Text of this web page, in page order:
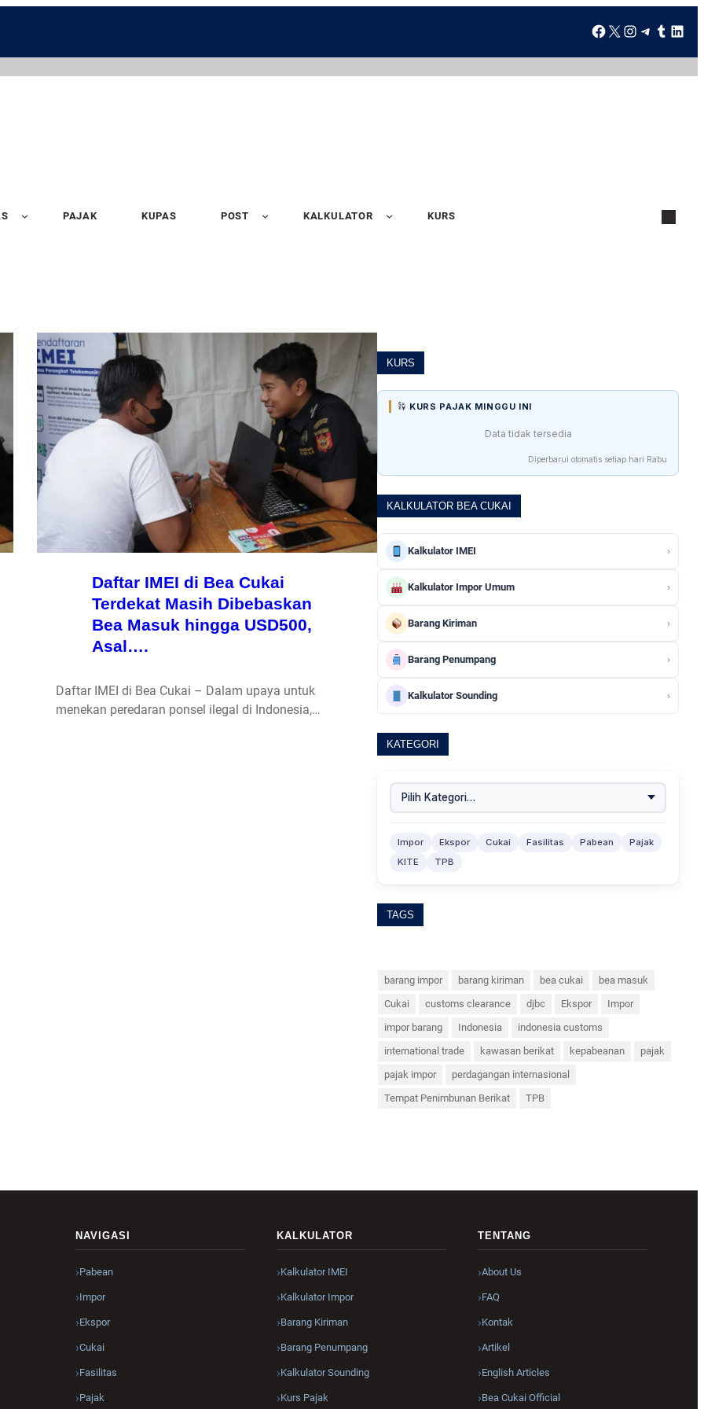
PAJAK KUPAS POST KALKULATOR KURS
Daftar IMEI di Bea Cukai
Terdekat Masih Dibebaskan
Bea Masuk hingga USD500,
Asal….
Daftar IMEI di Bea Cukai – Dalam upaya untuk
menekan peredaran ponsel ilegal di Indonesia,…
KURS
KURS PAJAK MINGGU INI
Data tidak tersedia
Diperbarui otomatis setiap hari Rabu
KALKULATOR BEA CUKAI
Kalkulator IMEI ›
Kalkulator Impor Umum ›
Barang Kiriman ›
Barang Penumpang ›
Kalkulator Sounding ›
KATEGORI
Impor Ekspor Cukai Fasilitas Pabean
Pajak
KITE
TPB
TAGS
barang impor barang kiriman bea cukai
bea masuk
Cukai
customs clearance djbc Ekspor
Impor
impor barang
Indonesia
indonesia customs
international trade
kawasan berikat kepabeanan
pajak
pajak impor
perdagangan internasional
Tempat Penimbunan Berikat
TPB
NAVIGASI
Pabean
Impor
Ekspor
Cukai
Fasilitas
Pajak
KALKULATOR
Kalkulator IMEI
Kalkulator Impor
Barang Kiriman
Barang Penumpang
Kalkulator Sounding
Kurs Pajak
TENTANG
About Us
FAQ
Kontak
Artikel
English Articles
Bea Cukai Official